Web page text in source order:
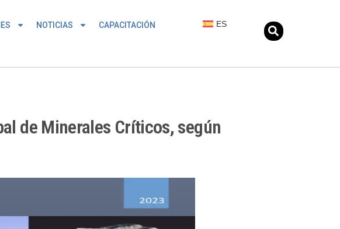
NOTICIAS CAPACITACIÓN ES
de Minerales Críticos, según